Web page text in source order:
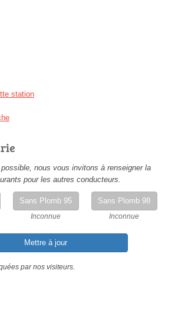
station
nous vous invitons à renseigner la
pour les autres conducteurs.
Sans Plomb 95
Inconnue
Sans Plomb 98
Inconnue
Mettre à jour
par nos visiteurs.